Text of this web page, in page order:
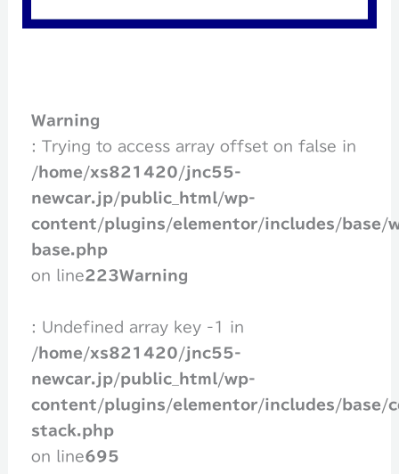
Warning
: Trying to access array offset on false in
/home/xs821420/jnc55-
newcar.jp/public_html/wp-
content/plugins/elementor/includes/base/
base.php
on line223Warning
: Undefined array key -1 in
/home/xs821420/jnc55-
newcar.jp/public_html/wp-
content/plugins/elementor/includes/base/
stack.php
on line695